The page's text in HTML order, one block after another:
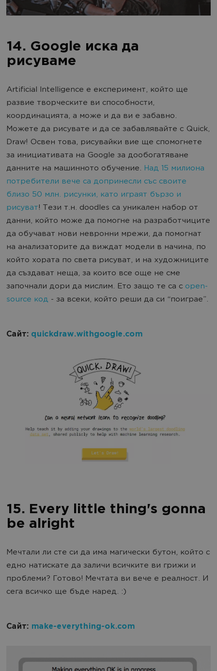
14. Google иска да
рисуваме
Artificial Intelligence е експеримент, който ще
развие творческите ви способности,
координацията, а може и да ви е забавно.
Можете да рисувате и да се забавлявайте с Quick,
Draw! Освен това, рисувайки вие ще спомогнете
за инициативата на Google за дообогатяване
данните на машинното обучение. Над 15 милиона
потребители вече са допринесли със своите
близо 50 млн. рисунки, като играят бързо и
рисуват! Тези т.н. doodles са уникален набор от
данни, който може да помогне на разработчиците
да обучават нови невронни мрежи, да помогнат
на анализаторите да виждат модели в начина, по
който хората по света рисуват, и на художниците
да създават неща, за които все още не сме
започнали дори да мислим. Ето защо те са с open-
source код - за всеки, който реши да си “поиграе”.
Сайт: quickdraw.withgoogle.com
15. Every little thing's gonna
be alright
Мечтали ли сте си да има магически бутон, който с
едно натискате да заличи всичките ви грижи и
проблеми? Готово! Мечтата ви вече е реалност. И
сега всичко ще бъде наред. :)
Сайт: make-everything-ok.com